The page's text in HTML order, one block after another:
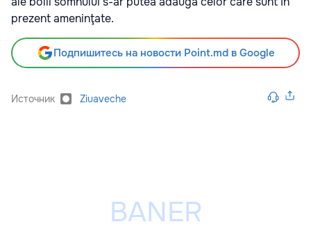
prezent ameninţate.
Подпишитесь на новости Point.md в Google
Источник Ziuaveche